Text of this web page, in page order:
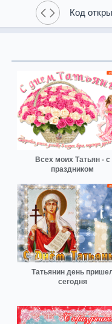
Код
Всех моих Татьян - с
праздником
Татьянин день
сегодня